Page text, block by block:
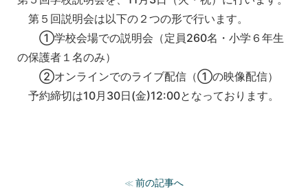
第５回説明会は以下の２つの形で行います。
①学校会場での説明会（定員260名・小学６年生
の保護者１名のみ）
②オンラインでのライブ配信（①の映像配信）
予約締切は10月30日(金)12:00となっております。
≪ 前の記事へ